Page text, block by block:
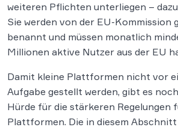
weiteren Pflichten unterliegen –
Sie werden von der EU-Kommission
benannt und müssen monatlich
Millionen aktive Nutzer aus der EU
Damit kleine Plattformen nicht vor
Aufgabe gestellt werden, gibt es
Hürde für die stärkeren Regelungen
Plattformen. Die in diesem